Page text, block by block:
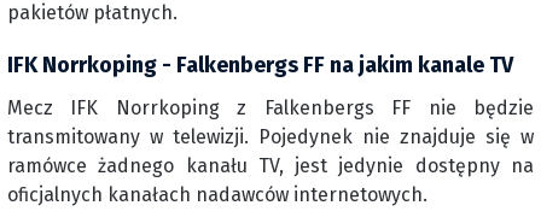
pakietów płatnych.
IFK Norrkoping - Falkenbergs FF na jakim kanale TV
Mecz IFK Norrkoping z Falkenbergs FF nie będzie
transmitowany w telewizji. Pojedynek nie znajduje się w
ramówce żadnego kanału TV, jest jedynie dostępny na
oficjalnych kanałach nadawców internetowych.